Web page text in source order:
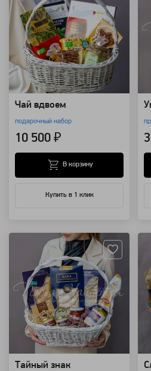
Чай вдвоем
подарочный набор
10 500 ₽
Купить в 1 клик
В корзину
Тайный знак